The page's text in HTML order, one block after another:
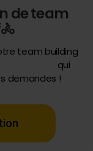
de team
team building
qui
demandes !